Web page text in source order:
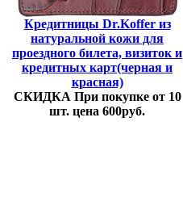
Кредитницы Dr.Koffer из
натуральной кожи для
проездного билета, визиток и
кредитных карт(черная и
красная)
СКИДКА При покупке от 10
шт. цена 600руб.